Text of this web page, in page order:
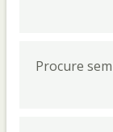
Procure